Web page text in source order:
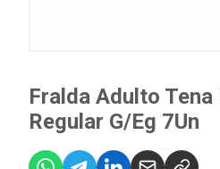
Fralda Adulto
Regular G/Eg 7Un